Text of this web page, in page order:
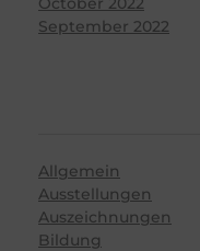
September 2022
Allgemein
Ausstellungen
Auszeichnungen
Bildung